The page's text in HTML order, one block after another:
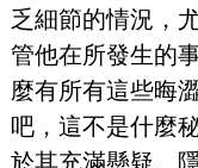
乏細節的情況，
管他在所發生的
麼有所有這些晦
吧，這不是什麼
於其充滿懸疑、